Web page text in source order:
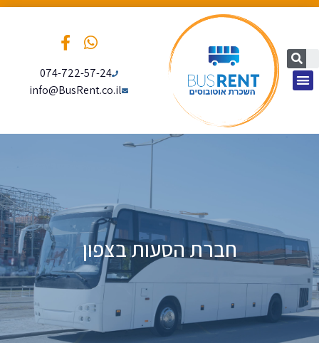
074-722-57-24
info@BusRent.co.il
חברת הסעות בצפון